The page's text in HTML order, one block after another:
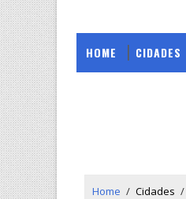
HOME CIDADES
Home / Cidades /